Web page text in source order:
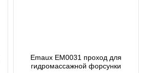
Emaux EM0031 проход для
гидромассажной форсунки